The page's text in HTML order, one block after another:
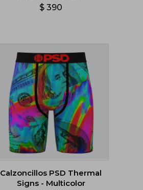
$ 390
Calzoncillos PSD Thermal
Signs - Multicolor